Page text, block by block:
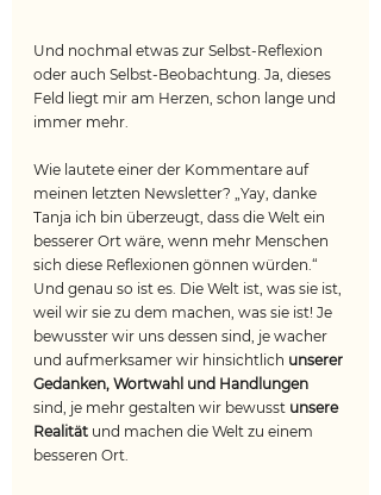
Und nochmal etwas zur Selbst-Reflexion
oder auch Selbst-Beobachtung. Ja, dieses
Feld liegt mir am Herzen, schon lange und
immer mehr.
Wie lautete einer der Kommentare auf
meinen letzten Newsletter? „Yay, danke
Tanja ich bin überzeugt, dass die Welt ein
besserer Ort wäre, wenn mehr Menschen
sich diese Reflexionen gönnen würden.“
Und genau so ist es. Die Welt ist, was sie ist,
weil wir sie zu dem machen, was sie ist! Je
bewusster wir uns dessen sind, je wacher
und aufmerksamer wir hinsichtlich unserer
Gedanken, Wortwahl und Handlungen
sind, je mehr gestalten wir bewusst unsere
Realität und machen die Welt zu einem
besseren Ort.